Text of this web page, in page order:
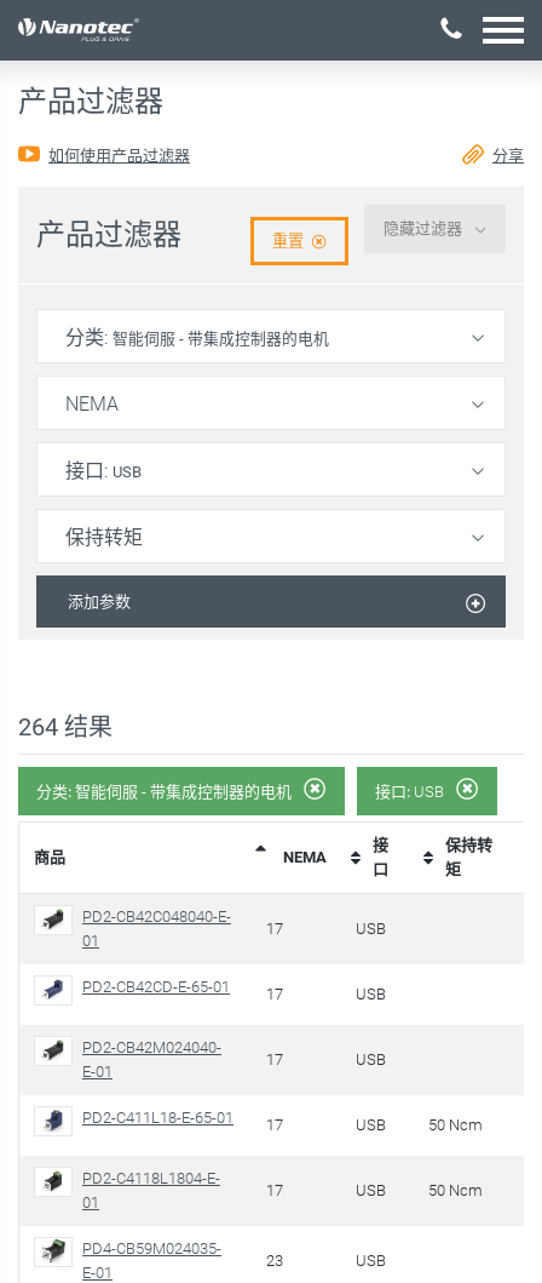
激活配置
产品过滤器
如何使用产品过滤器 分享
产品过滤器 隐藏过滤器
重置
分类: 智能伺服 - 带集成控制器的电机
NEMA
接口: USB
保持转矩
添加参数
264 结果
分类: 智能伺服 - 带集成控制器的电机 接口: USB
商品 NEMA
接
口
保持转
矩
PD2-CB42C048040-E-
01
17 USB
PD2-CB42CD-E-65-01 17 USB
PD2-CB42M024040-
E-01
17 USB
PD2-C411L18-E-65-01 17 USB 50 Ncm
PD2-C4118L1804-E-
01
17 USB 50 Ncm
PD4-CB59M024035-
E-01
23 USB